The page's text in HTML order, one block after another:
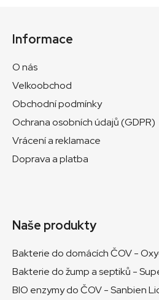
Informace
O nás
Velkoobchod
Obchodní podmínky
Ochrana osobních údajů (GDPR)
Vrácení a reklamace
Doprava a platba
Naše produkty
Bakterie do domácích ČOV -
Bakterie do žump a septiků -
BIO enzymy do ČOV - Sanbien